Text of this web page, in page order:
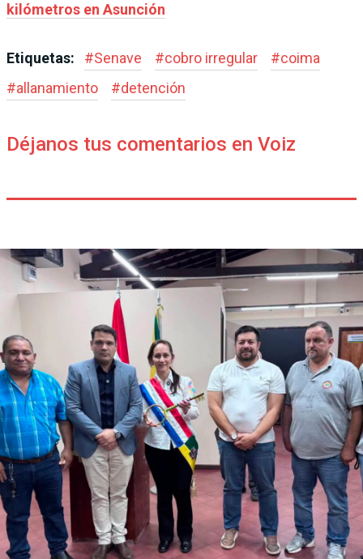
kilómetros en Asunción
Etiquetas: #Senave #cobro irregular #coima
#allanamiento #detención
Déjanos tus comentarios en Voiz